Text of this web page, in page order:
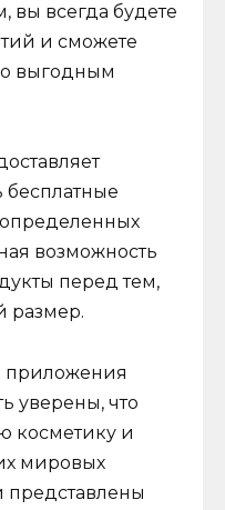
вы всегда будете
и сможете
выгодным
бесплатные
возможность
перед тем,
размер.
уверены, что
косметику и
мировых